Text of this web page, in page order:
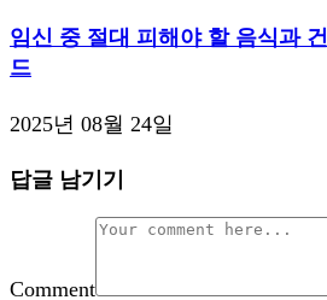
임신 중 절대 피해야 할 음식과
드
2025년 08월 24일
답글 남기기
Comment